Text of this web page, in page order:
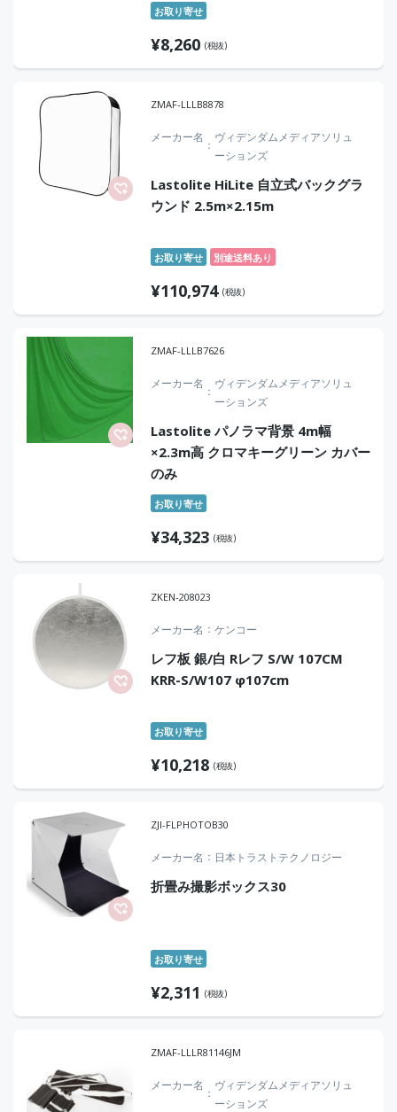
お取り寄せ
¥8,260 (税抜)
ZMAF-LLLB8878
メーカー名
ヴィデンダムメディアソリュ
ーションズ
Lastolite HiLite 自立式バックグラ
ウンド 2.5m×2.15m
お取り寄せ 別途送料あり
¥110,974 (税抜)
ZMAF-LLLB7626
メーカー名
ヴィデンダムメディアソリュ
ーションズ
Lastolite パノラマ背景 4m幅
×2.3m高 クロマキーグリーン カバー
のみ
お取り寄せ
¥34,323 (税抜)
ZKEN-208023
メーカー名 ケンコー
レフ板 銀/白 Rレフ S/W 107CM
KRR-S/W107 φ107cm
お取り寄せ
¥10,218 (税抜)
ZJI-FLPHOTOB30
メーカー名 日本トラストテクノロジー
折畳み撮影ボックス30
お取り寄せ
¥2,311 (税抜)
ZMAF-LLLR81146JM
メーカー名
ヴィデンダムメディアソリュ
ーションズ